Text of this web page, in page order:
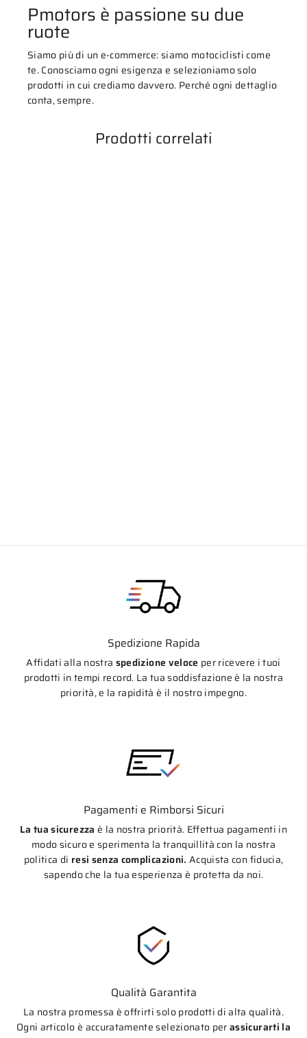
Pmotors è passione su due
ruote
Siamo più di un e-commerce: siamo motociclisti come
te. Conosciamo ogni esigenza e selezioniamo solo
prodotti in cui crediamo davvero. Perché ogni dettaglio
conta, sempre.
Prodotti correlati
Spedizione Rapida
Affidati alla nostra spedizione veloce per ricevere i tuoi
prodotti in tempi record. La tua soddisfazione è la nostra
priorità, e la rapidità è il nostro impegno.
Pagamenti e Rimborsi Sicuri
La tua sicurezza è la nostra priorità. Effettua pagamenti in
modo sicuro e sperimenta la tranquillità con la nostra
politica di resi senza complicazioni. Acquista con fiducia,
sapendo che la tua esperienza è protetta da noi.
Qualità Garantita
La nostra promessa è offrirti solo prodotti di alta qualità.
Ogni articolo è accuratamente selezionato perassicurarti la